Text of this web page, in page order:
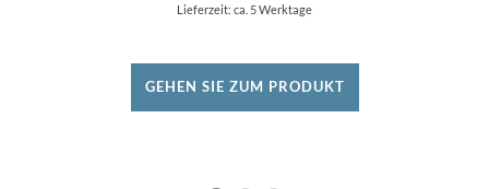
Lieferzeit: ca. 5 Werktage
GEHEN SIE ZUM PRODUKT